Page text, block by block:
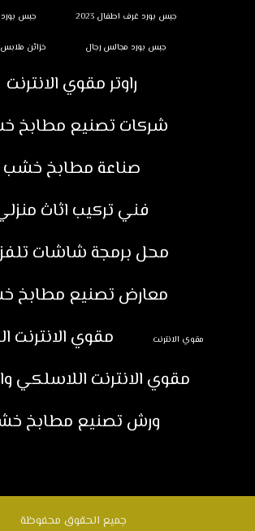
جبس بورد غرف اطفال 2023 جبس بورد
جبس بورد مجالس رجال خزائن
راوتر مقوي الانترنت
شركات تصنيع مطابخ
صناعة مطابخ خشب
فني تركيب اثاث
محل برمجة شاشات
معارض تصنيع مطابخ
مقوي الانترنت
مقوي الانترنت
مقوي الانترنت اللاسلكي
ورش تصنيع مطابخ
جميع الحقوق محفوظة